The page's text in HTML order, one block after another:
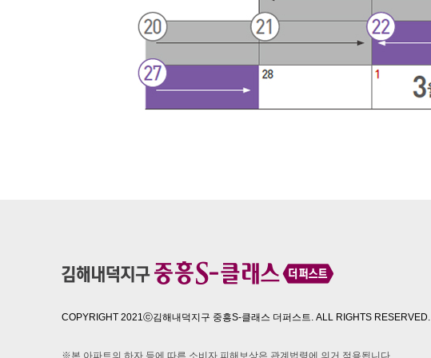
COPYRIGHT 2021ⓒ김해내덕지구 중흥S-클래스 더퍼스트. ALL RIGHTS RESERVED.
※본 아파트의 하자 등에 따른 소비자 피해보상은 관계법령에 의거 적용됩니다.